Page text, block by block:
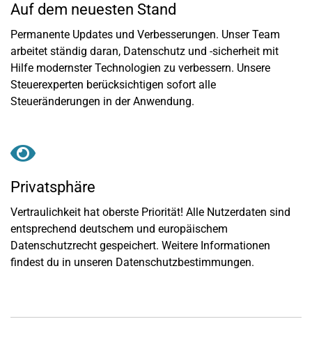
Auf dem neuesten Stand
Permanente Updates und Verbesserungen. Unser Team
arbeitet ständig daran, Datenschutz und -sicherheit mit
Hilfe modernster Technologien zu verbessern. Unsere
Steuerexperten berücksichtigen sofort alle
Steueränderungen in der Anwendung.
Privatsphäre
Vertraulichkeit hat oberste Priorität! Alle Nutzerdaten sind
entsprechend deutschem und europäischem
Datenschutzrecht gespeichert. Weitere Informationen
findest du in unseren Datenschutzbestimmungen.